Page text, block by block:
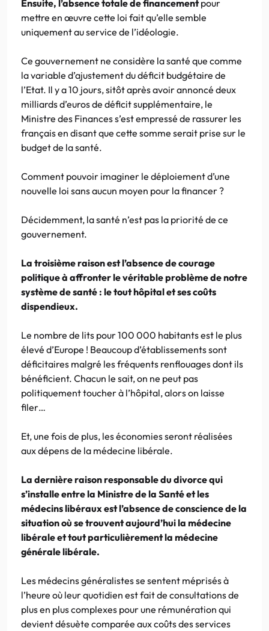
Ensuite, l’absence totale de financementpour
mettre en œuvre cette loi fait qu’elle semble
uniquement au service de l’idéologie.
Ce gouvernement ne considère la santé que comme
la variable d’ajustement du déficit budgétaire de
l’Etat. Il y a 10 jours, sitôt après avoir annoncé deux
milliards d’euros de déficit supplémentaire, le
Ministre des Finances s’est empressé de rassurer les
français en disant que cette somme serait prise sur le
budget de la santé.
Comment pouvoir imaginer le déploiement d’une
nouvelle loi sans aucun moyen pour la financer ?
Décidemment, la santé n’est pas la priorité de ce
gouvernement.
La troisième raison est l’absence de courage
politique à affronter le véritable problème de notre
système de santé : le tout hôpital et ses coûts
dispendieux.
Le nombre de lits pour 100 000 habitants est le plus
élevé d’Europe ! Beaucoup d’établissements sont
déficitaires malgré les fréquents renflouages dont ils
bénéficient. Chacun le sait, on ne peut pas
politiquement toucher à l’hôpital, alors on laisse
filer…
Et, une fois de plus, les économies seront réalisées
aux dépens de la médecine libérale.
La dernière raison responsable du divorce qui
s’installe entre la Ministre de la Santé et les
médecins libéraux est l’absence de conscience de la
situation où se trouvent aujourd’hui la médecine
libérale et tout particulièrement la médecine
générale libérale.
Les médecins généralistes se sentent méprisés à
l’heure où leur quotidien est fait de consultations de
plus en plus complexes pour une rémunération qui
devient désuète comparée aux coûts des services